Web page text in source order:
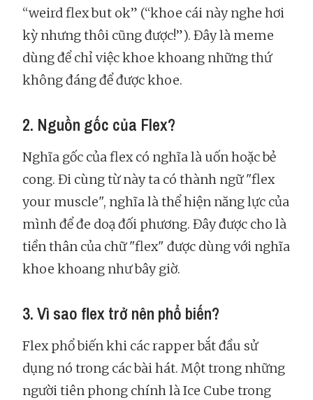
“weird flex but ok” (“khoe cái này nghe hơi
kỳ nhưng thôi cũng được!”). Đây là meme
dùng để chỉ việc khoe khoang những thứ
không đáng để được khoe.
2. Nguồn gốc của Flex?
Nghĩa gốc của flex có nghĩa là uốn hoặc bẻ
cong. Đi cùng từ này ta có thành ngữ "flex
your muscle", nghĩa là thể hiện năng lực của
mình để đe doạ đối phương. Đây được cho là
tiền thân của chữ "flex" được dùng với nghĩa
khoe khoang như bây giờ.
3. Vì sao flex trở nên phổ biến?
Flex phổ biến khi các rapper bắt đầu sử
dụng nó trong các bài hát. Một trong những
người tiên phong chính là Ice Cube trong